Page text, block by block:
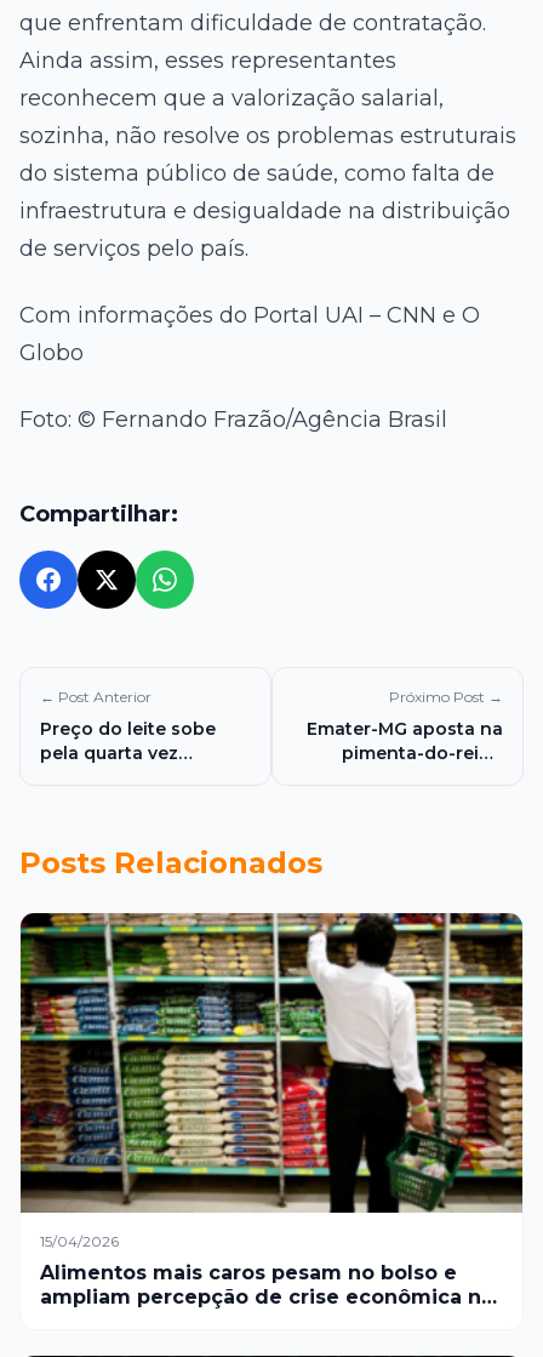
que enfrentam dificuldade de contratação.
Ainda assim, esses representantes
reconhecem que a valorização salarial,
sozinha, não resolve os problemas estruturais
do sistema público de saúde, como falta de
infraestrutura e desigualdade na distribuição
de serviços pelo país.
Com informações do Portal UAI – CNN e O
Globo
Foto: © Fernando Frazão/Agência Brasil
Compartilhar:
← Post Anterior
Preço do leite sobe
pela quarta vez
meses
Próximo Post →
Emater-MG aposta na
pimenta-do-reino
Posts Relacionados
15/04/2026
Alimentos mais caros pesam no bolso e
ampliam percepção de crise econômica no